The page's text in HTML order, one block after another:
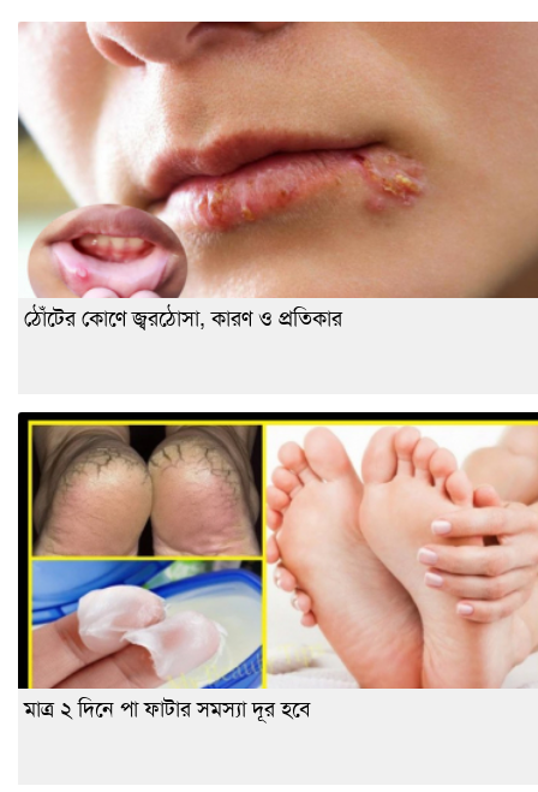
ঠোঁটের কোণে জ্বরঠোসা, কারণ ও প্রতিকার
মাত্র ২ দিনে পা ফাটার সমস্যা দূর হবে